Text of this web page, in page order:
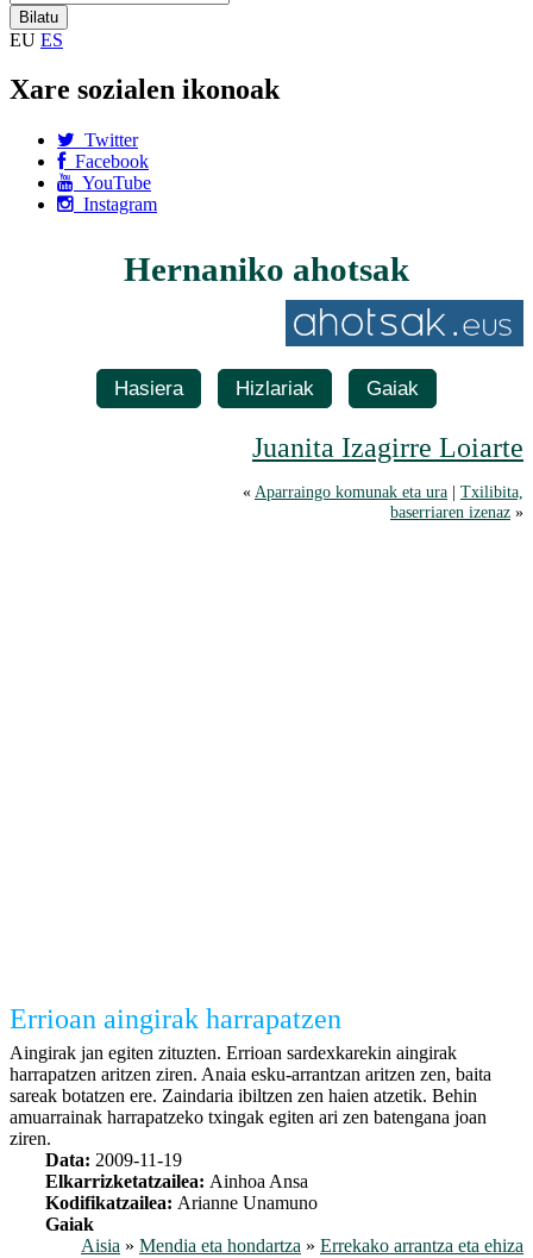
EU ES
Xare sozialen ikonoak
Twitter
Facebook
YouTube
Instagram
Hernaniko ahotsak
Hasiera Hizlariak Gaiak
Juanita Izagirre Loiarte
«Aparraingo komunak eta ura | Txilibita,
baserriaren izenaz »
Errioan aingirak harrapatzen
Aingirak jan egiten zituzten. Errioan sardexkarekin aingirak
harrapatzen aritzen ziren. Anaia esku-arrantzan aritzen zen, baita
sareak botatzen ere. Zaindaria ibiltzen zen haien atzetik. Behin
amuarrainak harrapatzeko txingak egiten ari zen batengana joan
ziren.
Data: 2009-11-19
Elkarrizketatzailea: Ainhoa Ansa
Kodifikatzailea: Arianne Unamuno
Gaiak
Aisia » Mendia eta hondartza » Errekako arrantza eta ehiza